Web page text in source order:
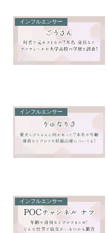
インフルエンサー
インフルエンサー
インフルエンサー